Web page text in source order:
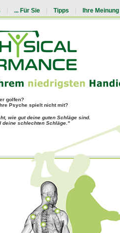
... Für Sie Tipps Ihre Meinung
golfen?
Psyche spielt nicht mit?
wie gut deine guten Schläge sind.
deine schlechten Schläge."